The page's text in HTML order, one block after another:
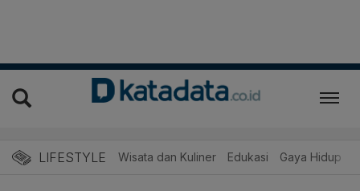
LIFESTYLE Wisata dan Kuliner Edukasi Gaya Hidup